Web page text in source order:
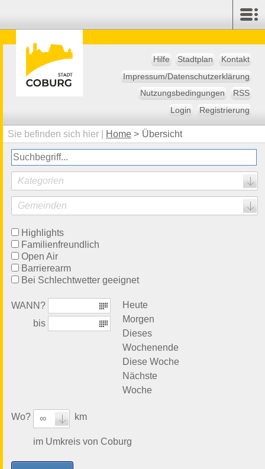
Hilfe Stadtplan
Kontakt
Impressum/Datenschutzerklärung
Nutzungsbedingungen
RSS
Login
Registrierung
Sie befinden sich hier | Home > Übersicht
Kategorien
Gemeinden
Highlights
Familienfreundlich
Open Air
Barrierearm
Bei Schlechtwetter geeignet
WANN?
bis
Heute
Morgen
Dieses
Wochenende
Diese Woche
Nächste
Woche
Wo? ∞ km
im Umkreis von Coburg